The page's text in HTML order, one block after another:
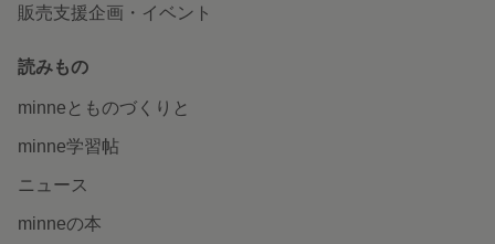
販売支援企画・イベント
読みもの
minneとものづくりと
minne学習帖
ニュース
minneの本